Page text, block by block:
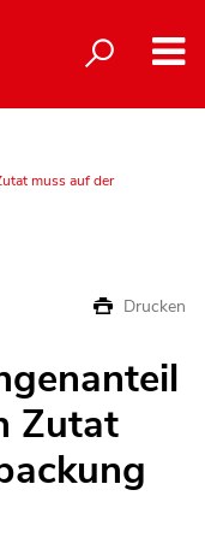
muss auf der
Drucken
Zutat